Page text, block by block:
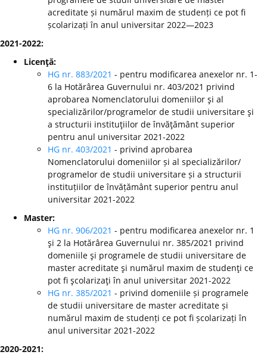
acreditate și numărul maxim de studenți ce pot fi
școlarizați în anul universitar 2022—2023
2021-2022:
Licenţă:
HG nr. 883/2021 - pentru modificarea anexelor nr. 1-
6 la Hotărârea Guvernului nr. 403/2021 privind
aprobarea Nomenclatorului domeniilor şi al
specializărilor/programelor de studii universitare şi
a structurii instituţiilor de învăţământ superior
pentru anul universitar 2021-2022
HG nr. 403/2021 - privind aprobarea
Nomenclatorului domeniilor și al specializărilor/
programelor de studii universitare și a structurii
instituțiilor de învățământ superior pentru anul
universitar 2021-2022
Master:
HG nr. 906/2021 - pentru modificarea anexelor nr. 1
şi 2 la Hotărârea Guvernului nr. 385/2021 privind
domeniile şi programele de studii universitare de
master acreditate şi numărul maxim de studenţi ce
pot fi şcolarizaţi în anul universitar 2021-2022
HG nr. 385/2021 - privind domeniile și programele
de studii universitare de master acreditate și
numărul maxim de studenți ce pot fi școlarizați în
anul universitar 2021-2022
2020-2021: